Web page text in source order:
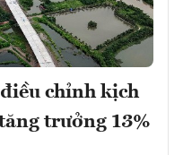
chỉnh kịch
trưởng 13%